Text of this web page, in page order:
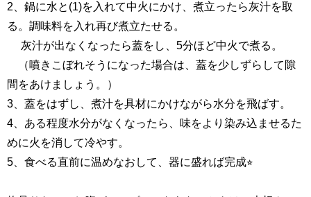
2、鍋に水と(1)を入れて中火にかけ、煮立ったら灰汁を取
る。調味料を入れ再び煮立たせる。
灰汁が出なくなったら蓋をし、5分ほど中火で煮る。
（噴きこぼれそうになった場合は、蓋を少しずらして隙
間をあけましょう。）
3、蓋をはずし、煮汁を具材にかけながら水分を飛ばす。
4、ある程度水分がなくなったら、味をより染み込ませるた
めに火を消して冷やす。
5、食べる直前に温めなおして、器に盛れば完成⭐︎